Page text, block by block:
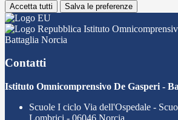
Accetta tutti Salva le preferenze
Istituto
Battaglia Norcia
Contatti
Istituto Omnicomprensivo De Gasperi -
Scuole I ciclo Via dell'Ospedale -